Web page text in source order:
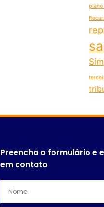
plano
Preencha o formulário e
em contato